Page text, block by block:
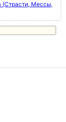
(Страсти, Мессы,